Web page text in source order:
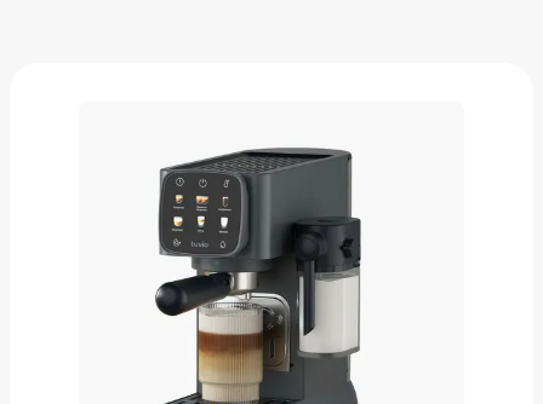
Кофеварка Tuvio TCM03EA
9 255 ₽
Добавить в вишлист